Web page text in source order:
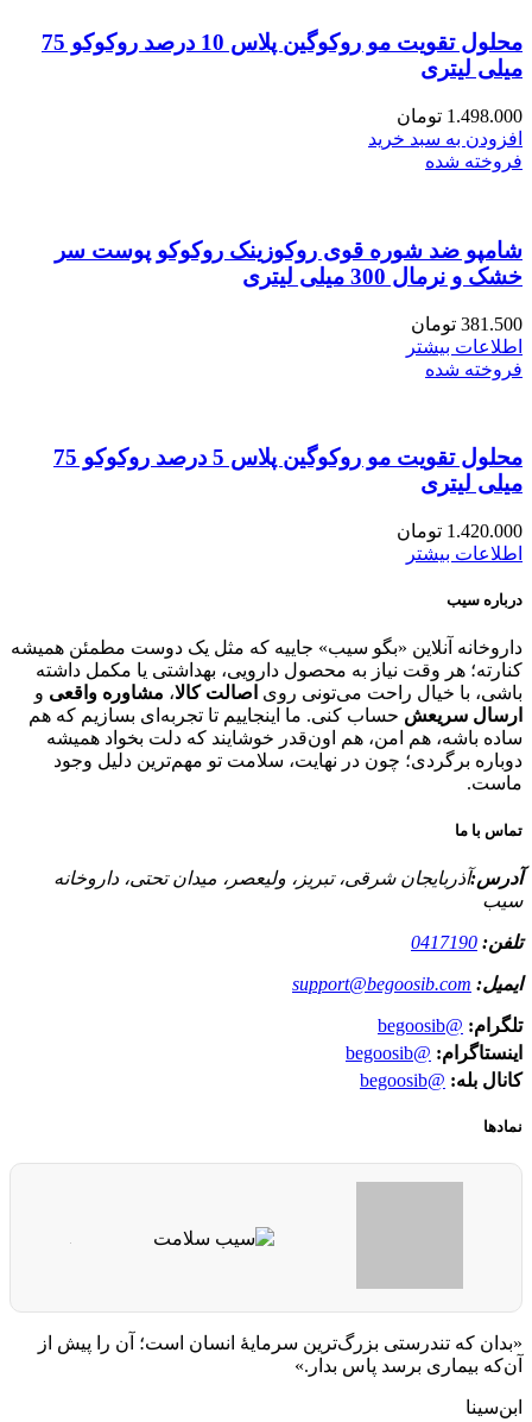
محلول تقویت مو روکوگین پلاس 10 درصد روکوکو 75
میلی لیتری
1.498.000 تومان
افزودن به سبد خرید
فروخته شده
شامپو ضد شوره قوی روکوزینک روکوکو پوست سر
خشک و نرمال 300 میلی لیتری
381.500 تومان
اطلاعات بیشتر
فروخته شده
محلول تقویت مو روکوگین پلاس 5 درصد روکوکو 75
میلی لیتری
1.420.000 تومان
اطلاعات بیشتر
درباره سیب
داروخانه آنلاین «بگو سیب» جاییه که مثل یک دوست مطمئن همیشه
کنارته؛ هر وقت نیاز به محصول دارویی، بهداشتی یا مکمل داشته
باشی، با خیال راحت می‌تونی روی اصالت کالا، مشاوره واقعی و
ارسال سریعش حساب کنی. ما اینجاییم تا تجربه‌ای بسازیم که هم
ساده باشه، هم امن، هم اون‌قدر خوشایند که دلت بخواد همیشه
دوباره برگردی؛ چون در نهایت، سلامت تو مهم‌ترین دلیل وجود
ماست.
تماس با ما
آدرس:آذربایجان شرقی، تبریز، ولیعصر، میدان تحتی، داروخانه
سیب
تلفن: 0417190
ایمیل: support@begoosib.com
تلگرام: @begoosib
اینستاگرام: @begoosib
کانال بله: @begoosib
نمادها
«بدان که تندرستی بزرگ‌ترین سرمایهٔ انسان است؛ آن را پیش از
آن‌که بیماری برسد پاس بدار.»
ابن‌سینا